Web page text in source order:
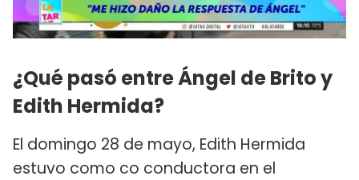
¿Qué pasó entre Ángel de Brito y
Edith Hermida?
El domingo 28 de mayo, Edith Hermida
estuvo como co conductora en el